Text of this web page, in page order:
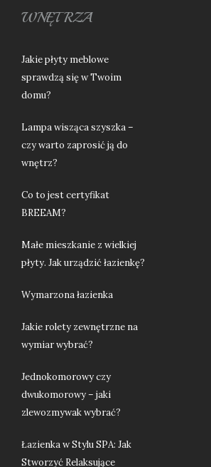
WNĘTRZA
Jakie płyty meblowe
sprawdzą się w Twoim
domu?
Lampa wisząca szyszka –
czy warto zaprosić ją do
wnętrz?
Co to jest certyfikat
BREEAM?
Małe mieszkanie z wielkiej
płyty. Jak urządzić łazienkę?
Wymarzona łazienka
Jakie rolety zewnętrzne na
wymiar wybrać?
Jednokomorowy czy
dwukomorowy – jaki
zlewozmywak wybrać?
Łazienka w Stylu SPA: Jak
Stworzyć Relaksujące